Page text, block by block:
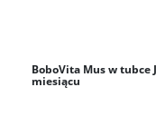
BoboVita Mus w
miesiącu